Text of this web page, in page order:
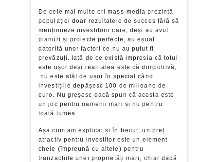
De cele mai multe ori mass-media prezintă
populației doar rezultatele de succes fără să
menționeze investitorii care, deși au avut
planuri și proiecte perfecte, au eșuat
datorită unor factori ce nu au putut fi
prevăzuți. Iată de ce există impresia că totul
este ușor deși realitatea este că dimpotrivă,
nu este atât de ușor în special când
investițiile depășesc 100 de milioane de
euro. Nu greșesc dacă spun că acesta este
un joc pentru oamenii mari și nu pentru
toată lumea.
Așa cum am explicat și în trecut, un preț
atractiv pentru investitor este un element
cheie (împreună cu altele) pentru
tranzacțiile unei proprietăți mari, chiar dacă